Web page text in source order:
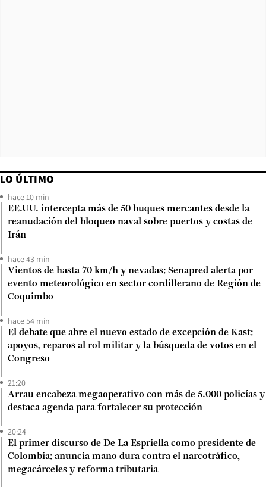
LO ÚLTIMO
hace 10 min
EE.UU. intercepta más de 50 buques mercantes desde la
reanudación del bloqueo naval sobre puertos y costas de
Irán
hace 43 min
Vientos de hasta 70 km/h y nevadas: Senapred alerta por
evento meteorológico en sector cordillerano de Región de
Coquimbo
hace 54 min
El debate que abre el nuevo estado de excepción de Kast:
apoyos, reparos al rol militar y la búsqueda de votos en el
Congreso
21:20
Arrau encabeza megaoperativo con más de 5.000 policías y
destaca agenda para fortalecer su protección
20:24
El primer discurso de De La Espriella como presidente de
Colombia: anuncia mano dura contra el narcotráfico,
megacárceles y reforma tributaria